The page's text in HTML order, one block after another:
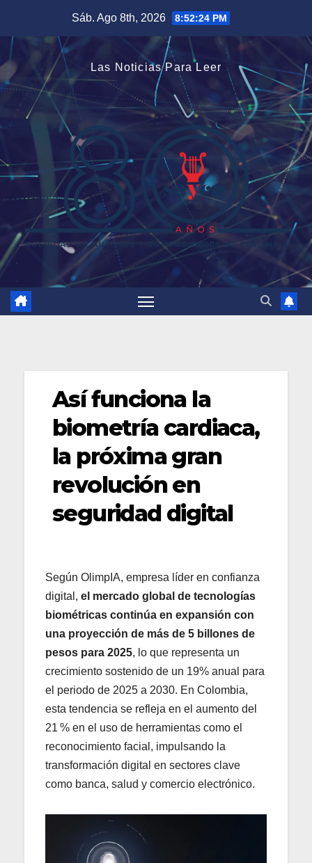
contenido
Sáb. Ago 8th, 2026 8:52:25 PM
Las Noticias Para Leer
Así funciona la
biometría cardiaca,
la próxima gran
revolución en
seguridad digital
Según OlimpIA, empresa líder en confianza
digital, el mercado global de tecnologías
biométricas continúa en expansión con
una proyección de más de 5 billones de
pesos para 2025, lo que representa un
crecimiento sostenido de un 19% anual para
el periodo de 2025 a 2030. En Colombia,
esta tendencia se refleja en el aumento del
21 % en el uso de herramientas como el
reconocimiento facial, impulsando la
transformación digital en sectores clave
como banca, salud y comercio electrónico.